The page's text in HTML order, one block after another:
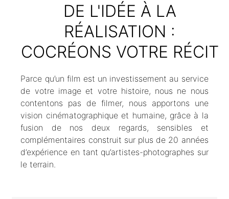
DE L'IDÉE À LA
RÉALISATION :
COCRÉONS VOTRE RÉCIT
Parce qu’un film est un investissement au service
de votre image et votre histoire, nous ne nous
contentons pas de filmer, nous apportons une
vision cinématographique et humaine, grâce à la
fusion de nos deux regards, sensibles et
complémentaires construit sur plus de 20 années
d’expérience en tant qu’artistes-photographes sur
le terrain.